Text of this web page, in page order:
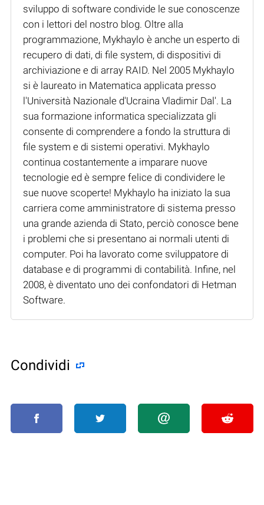
sviluppo di software condivide le sue conoscenze
con i lettori del nostro blog. Oltre alla
programmazione, Mykhaylo è anche un esperto di
recupero di dati, di file system, di dispositivi di
archiviazione e di array RAID. Nel 2005 Mykhaylo
si è laureato in Matematica applicata presso
l'Università Nazionale d'Ucraina Vladimir Dal'. La
sua formazione informatica specializzata gli
consente di comprendere a fondo la struttura di
file system e di sistemi operativi. Mykhaylo
continua costantemente a imparare nuove
tecnologie ed è sempre felice di condividere le
sue nuove scoperte! Mykhaylo ha iniziato la sua
carriera come amministratore di sistema presso
una grande azienda di Stato, perciò conosce bene
i problemi che si presentano ai normali utenti di
computer. Poi ha lavorato come sviluppatore di
database e di programmi di contabilità. Infine, nel
2008, è diventato uno dei confondatori di Hetman
Software.
Condividi